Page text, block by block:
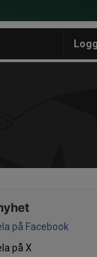
på Facebook
på X